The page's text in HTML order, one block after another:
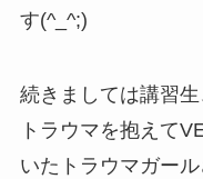
す(^_^;)
続きましては講習
トラウマを抱えて
いたトラウマガー